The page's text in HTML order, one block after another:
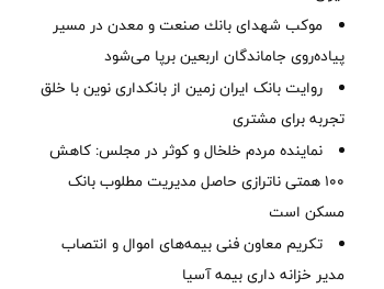
موكب شهدای بانك صنعت و معدن در مسیر
پیاده‌روی جاماندگان اربعین برپا می‌شود
روایت بانک ایران زمین از بانکداری نوین با خلق
تجربه برای مشتری
نماینده مردم خلخال و کوثر در مجلس: کاهش
۱۰۰ همتی ناترازی حاصل مدیریت مطلوب بانک
مسکن است
تکریم معاون فنی بیمه‌های اموال و انتصاب
مدیر خزانه داری بیمه آسیا